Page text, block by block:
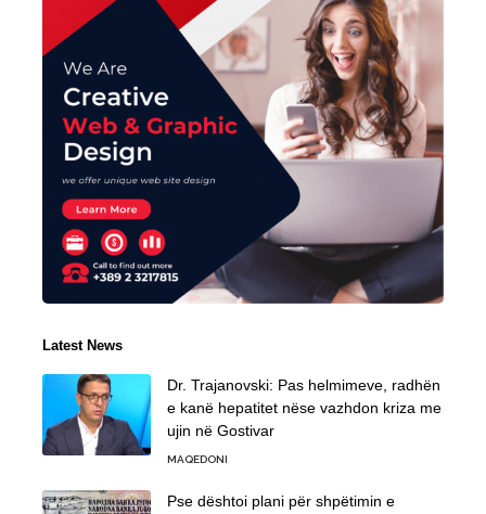
Latest News
Dr. Trajanovski: Pas helmimeve, radhën
e kanë hepatitet nëse vazhdon kriza me
ujin në Gostivar
MAQEDONI
Pse dështoi plani për shpëtimin e